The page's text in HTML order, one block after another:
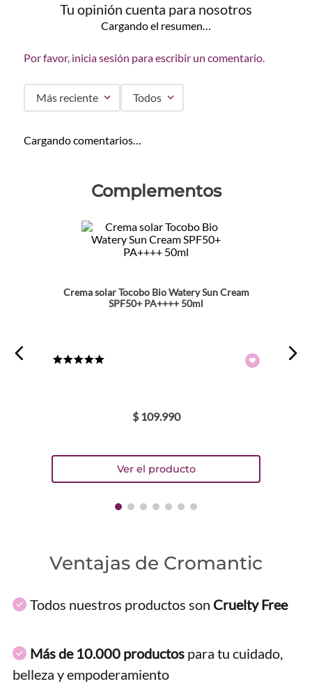
Tu opinión cuenta para nosotros
Cargando el resumen…
Por favor, inicia sesión para escribir un comentario.
Más reciente Todos
Cargando comentarios…
Complementos
Crema solar Tocobo Bio Watery Sun Cream
SPF50+ PA++++ 50ml
$ 109.990
Ventajas de Cromantic
Todos nuestros productos son Cruelty Free
Más de 10.000 productos para tu cuidado,
belleza y empoderamiento